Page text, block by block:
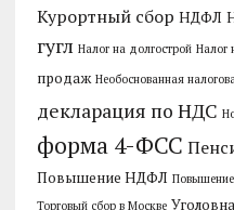
Курортный сбор НДФЛ
гугл Налог на долгострой Налог
продаж Необоснованная
декларация по НДС
форма 4-ФСС
Повышение НДФЛ Повышение
Торговый сбор в Москве